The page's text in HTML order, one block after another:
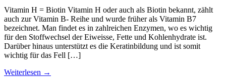
Vitamin H = Biotin Vitamin H oder auch als Biotin bekannt, zählt
auch zur Vitamin B- Reihe und wurde früher als Vitamin B7
bezeichnet. Man findet es in zahlreichen Enzymen, wo es wichtig
für den Stoffwechsel der Eiweisse, Fette und Kohlenhydrate ist.
Darüber hinaus unterstützt es die Keratinbildung und ist somit
wichtig für das Fell […]
Weiterlesen →